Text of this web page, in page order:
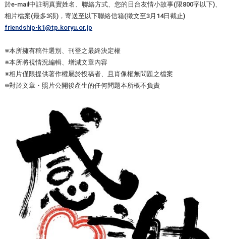
於e-mail中註明真實姓名、聯絡方式、您的日台友情小故事(限800字以下)、
相片檔案(最多3張)，寄送至以下聯絡信箱(徵文至3月14日截止)
friendship-k1@tp.koryu.or.jp
※本所擁有稿件選別、刊登之最終決定權
※本所將視情況編輯、增減文章內容
※相片僅限提供著作權屬於投稿者、且肖像權無問題之檔案
※對於文章・照片公開後產生的任何問題本所概不負責